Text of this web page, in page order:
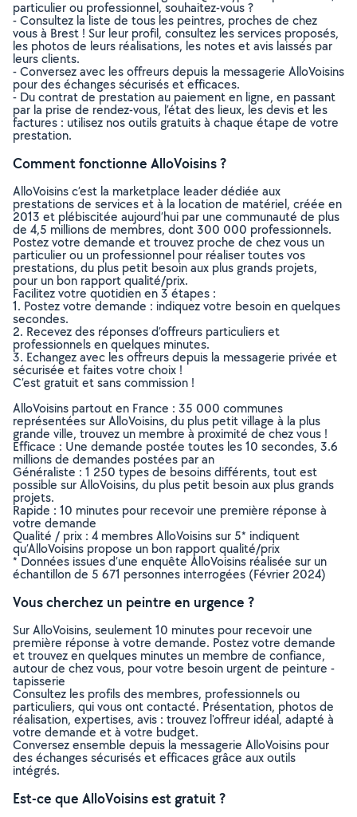
particulier ou professionnel, souhaitez-vous ?
- Consultez la liste de tous les peintres, proches de chez
vous à Brest ! Sur leur profil, consultez les services proposés,
les photos de leurs réalisations, les notes et avis laissés par
leurs clients.
- Conversez avec les offreurs depuis la messagerie AlloVoisins
pour des échanges sécurisés et efficaces.
- Du contrat de prestation au paiement en ligne, en passant
par la prise de rendez-vous, l’état des lieux, les devis et les
factures : utilisez nos outils gratuits à chaque étape de votre
prestation.
Comment fonctionne AlloVoisins ?
AlloVoisins c’est la marketplace leader dédiée aux
prestations de services et à la location de matériel, créée en
2013 et plébiscitée aujourd’hui par une communauté de plus
de 4,5 millions de membres, dont 300 000 professionnels.
Postez votre demande et trouvez proche de chez vous un
particulier ou un professionnel pour réaliser toutes vos
prestations, du plus petit besoin aux plus grands projets,
pour un bon rapport qualité/prix.
Facilitez votre quotidien en 3 étapes :
1. Postez votre demande : indiquez votre besoin en quelques
secondes.
2. Recevez des réponses d’offreurs particuliers et
professionnels en quelques minutes.
3. Echangez avec les offreurs depuis la messagerie privée et
sécurisée et faites votre choix !
C’est gratuit et sans commission !
AlloVoisins partout en France : 35 000 communes
représentées sur AlloVoisins, du plus petit village à la plus
grande ville, trouvez un membre à proximité de chez vous !
Efficace : Une demande postée toutes les 10 secondes, 3.6
millions de demandes postées par an
Généraliste : 1 250 types de besoins différents, tout est
possible sur AlloVoisins, du plus petit besoin aux plus grands
projets.
Rapide : 10 minutes pour recevoir une première réponse à
votre demande
Qualité / prix : 4 membres AlloVoisins sur 5* indiquent
qu’AlloVoisins propose un bon rapport qualité/prix
* Données issues d’une enquête AlloVoisins réalisée sur un
échantillon de 5 671 personnes interrogées (Février 2024)
Vous cherchez un peintre en urgence ?
Sur AlloVoisins, seulement 10 minutes pour recevoir une
première réponse à votre demande. Postez votre demande
et trouvez en quelques minutes un membre de confiance,
autour de chez vous, pour votre besoin urgent de peinture -
tapisserie
Consultez les profils des membres, professionnels ou
particuliers, qui vous ont contacté. Présentation, photos de
réalisation, expertises, avis : trouvez l'offreur idéal, adapté à
votre demande et à votre budget.
Conversez ensemble depuis la messagerie AlloVoisins pour
des échanges sécurisés et efficaces grâce aux outils
intégrés.
Est-ce que AlloVoisins est gratuit ?